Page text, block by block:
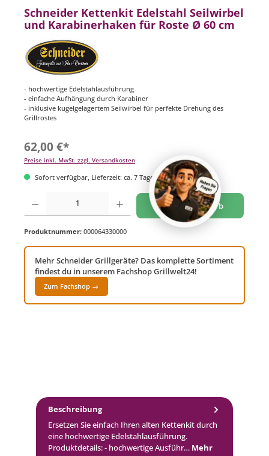
Schneider Kettenkit Edelstahl Seilwirbel
und Karabinerhaken für Roste Ø 60 cm
- hochwertige Edelstahlausführung
- einfache Aufhängung durch Karabiner
- inklusive kugelgelagertem Seilwirbel für perfekte Drehung des
Grillrostes
62,00 €*
Preise inkl. MwSt. zzgl. Versandkosten
Sofort verfügbar, Lieferzeit: ca. 7 Tage
Produkt Anzahl: Gib den gewünschten Wert ein oder benutze die Schaltflächen um
In den Warenkorb
Produktnummer: 000064330000
Mehr Schneider Grillgeräte? Das komplette Sortiment
findest du in unserem Fachshop Grillwelt24!
Zum Fachshop →
Beschreibung
Ersetzen Sie einfach Ihren alten Kettenkit durch
eine hochwertige Edelstahlausführung.
Produktdetails: - hochwertige Ausführ… Mehr